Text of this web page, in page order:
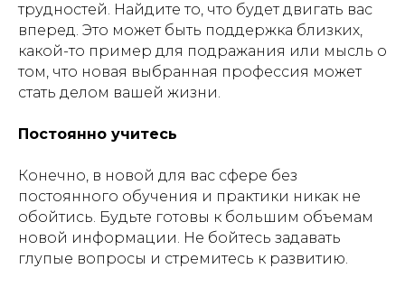
трудностей. Найдите то, что будет двигать вас
вперед. Это может быть поддержка близких,
какой-то пример для подражания или мысль о
том, что новая выбранная профессия может
стать делом вашей жизни.
Постоянно учитесь
Конечно, в новой для вас сфере без
постоянного обучения и практики никак не
обойтись. Будьте готовы к большим объемам
новой информации. Не бойтесь задавать
глупые вопросы и стремитесь к развитию.